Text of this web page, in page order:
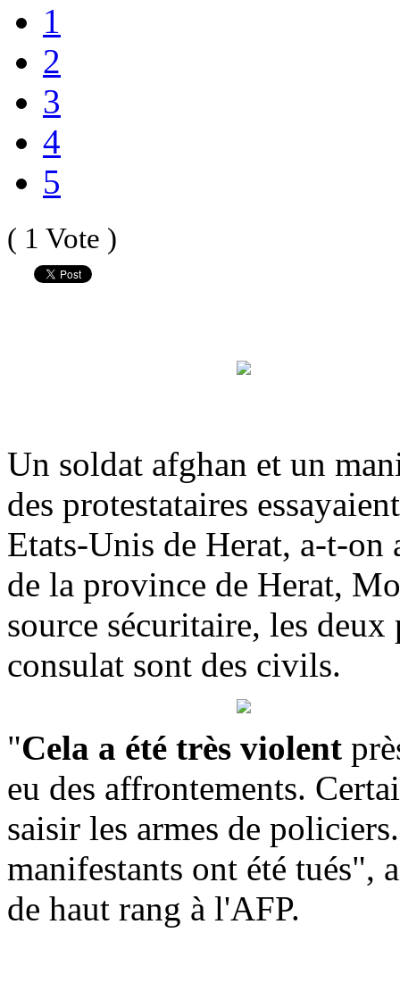
1
2
3
4
5
( 1 Vote )
Un soldat afghan et un
des protestataires
Etats-Unis de Herat, a-t-on
de la province de Herat,
source sécuritaire, les deux
consulat sont des civils.
"Cela a été très violent
eu des affrontements.
saisir les armes de
manifestants ont été tués",
de haut rang à l'AFP.